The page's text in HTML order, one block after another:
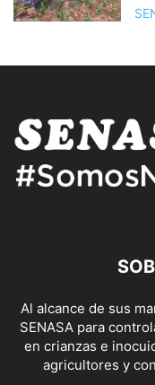
Al alcance de sus
SENASA para
en crianzas e
agricultores y